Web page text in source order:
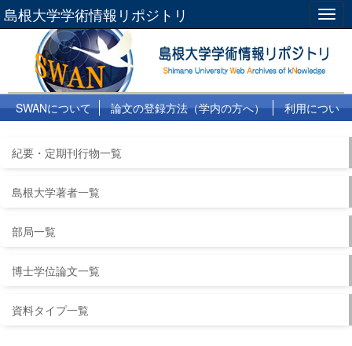
島根大学学術情報リポジトリ
SWANについて 論文の登録方法（学内の方へ）
利用につい
紀要・定期刊行物一覧
島根大学著者一覧
部局一覧
博士学位論文一覧
資料タイプ一覧